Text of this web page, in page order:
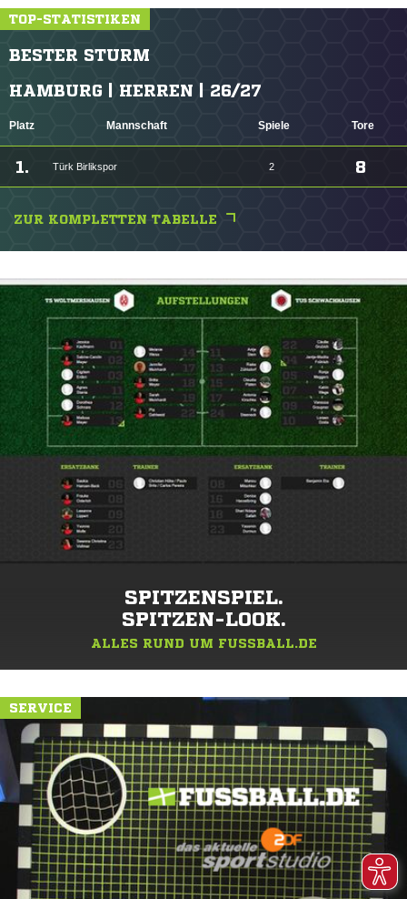
TOP-STATISTIKEN
BESTER STURM
HAMBURG | HERREN | 26/27
Platz Mannschaft Spiele Tore
1. Türk Birlikspor 2 8
ZUR KOMPLETTEN TABELLE
SPITZENSPIEL.
SPITZEN-LOOK.
ALLES RUND UM FUSSBALL.DE
SERVICE